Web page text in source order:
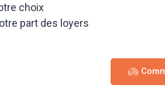
choix
part des loyers